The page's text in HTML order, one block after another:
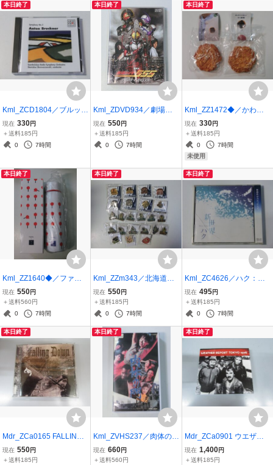
き）
本日終了
Kml_ZCD1804／ブルック
ナー：交響曲第3番ニ短調
ザールブリュッケン放
送響、スクロヴァチェフ
現在 330円
＋送料185円
0
7時間
本日終了
Kml_ZDVD934／劇場版
仮面ライダー555 ファイ
ズ パラダイス・ロスト
（DVD）
現在 550円
＋送料185円
0
7時間
本日終了
Kml_ZZ1472◆／かわい
い おせんべいのブロー
チ 揚げ２個 ガチャ
（未開封）
現在 330円
＋送料185円
0
7時間
未使用
本日終了
Kml_ZZ1640◆／ファン
ケル オリジナル「ステ
ンレスボトル（りんご
飴）」 【未使用】
現在 550円
＋送料560円
0
7時間
本日終了
Kml_ZZm343／北海道日
本ハムファイターズ ピ
ンバッジ 23個
現在 550円
＋送料185円
0
7時間
本日終了
Kml_ZC4626／ハク：新
世界（未開封CD） 少々
難有
現在 495円
＋送料185円
0
7時間
本日終了
Mdr_ZCa0165 FALLING
DOWN/PROOF OF POWE
R
現在 550円
＋送料185円
本日終了
Kml_ZVHS237／肉体の門
【レン落ちVHS 動作未
確認】
現在 660円
＋送料560円
本日終了
Mdr_ZCa0901 ウエザー
リポート/TOKYO 1978 2
CD
現在 1,400円
＋送料185円